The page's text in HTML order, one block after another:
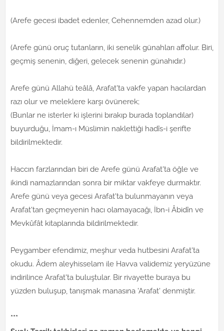
(Arefe gecesi ibadet edenler, Cehennemden azad olur.)
(Arefe günü oruç tutanların, iki senelik günahları affolur. Biri,
geçmiş senenin, diğeri, gelecek senenin günahıdır.)
Arefe günü Allahü teâlâ, Arafat'ta vakfe yapan hacılardan
razı olur ve meleklere karşı övünerek;
(Bunlar ne isterler ki işlerini bırakıp burada toplandılar)
buyurduğu, İmam-ı Müslimin naklettiği hadîs-i şerifte
bildirilmektedir.
Haccın farzlarından biri de Arefe günü Arafat'ta öğle ve
ikindi namazlarından sonra bir miktar vakfeye durmaktır.
Arefe günü veya gecesi Arafat'ta bulunmayanın veya
Arafat'tan geçmeyenin hacı olamayacağı, İbn-i Âbidîn ve
Mevkûfât kitaplarında bildirilmektedir.
Peygamber efendimiz, meşhur veda hutbesini Arafat'ta
okudu. Âdem aleyhisselam ile Havva validemiz yeryüzüne
indirilince Arafat'ta buluştular. Bir rivayette buraya bu
yüzden buluşup, tanışmak manasına 'Arafat' denmiştir.
***